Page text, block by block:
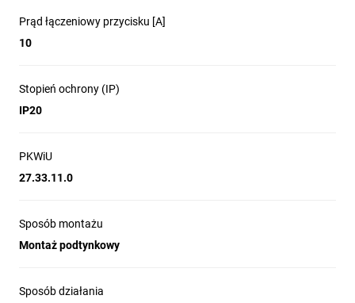
Prąd łączeniowy przycisku [A]
10
Stopień ochrony (IP)
IP20
PKWiU
27.33.11.0
Sposób montażu
Montaż podtynkowy
Sposób działania